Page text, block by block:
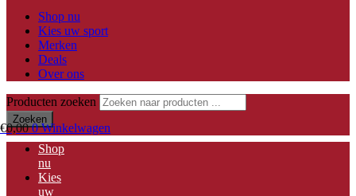
Shop nu
Kies uw sport
Merken
Deals
Over ons
Producten zoeken
Zoeken
€0,00 0 Winkelwagen
Shop
nu
Kies
uw